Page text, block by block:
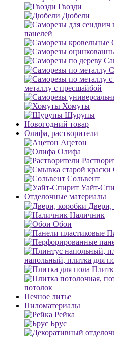
Гвозди
Дюбели
панелей
металлу с пресшайбой
Хомуты
Шурупы
Новогодний товар
Олифа, растворители
Ацетон
Олифа
Сольвент
Уайт-
Отделочные материалы
Двери,
Наличник
Обои
напольный, плитка для
потолок
Печное литье
Пиломатериалы
Рейка
Брус